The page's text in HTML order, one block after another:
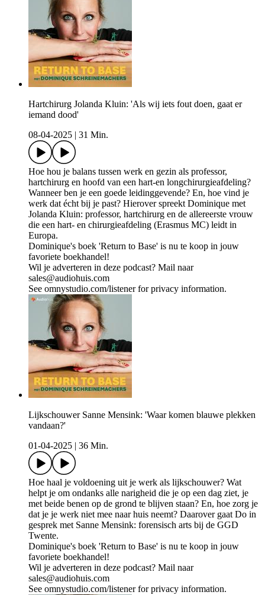
Hartchirurg Jolanda Kluin: 'Als wij iets fout doen, gaat er
iemand dood'
08-04-2025
31 Min.
Hoe hou je balans tussen werk en gezin als professor,
hartchirurg en hoofd van een hart-en longchirurgieafdeling?
Wanneer ben je een goede leidinggevende? En, hoe vind je
werk dat écht bij je past? Hierover spreekt Dominique met
Jolanda Kluin: professor, hartchirurg en de allereerste vrouw
die een hart- en chirurgieafdeling (Erasmus MC) leidt in
Europa.
Dominique's boek 'Return to Base' is nu te koop in jouw
favoriete boekhandel!
Wil je adverteren in deze podcast? Mail naar
sales@audiohuis.com
See omnystudio.com/listener for privacy information.
Lijkschouwer Sanne Mensink: 'Waar komen blauwe plekken
vandaan?'
01-04-2025
36 Min.
Hoe haal je voldoening uit je werk als lijkschouwer? Wat
helpt je om ondanks alle narigheid die je op een dag ziet, je
met beide benen op de grond te blijven staan? En, hoe zorg je
dat je je werk niet mee naar huis neemt? Daarover gaat Do in
gesprek met Sanne Mensink: forensisch arts bij de GGD
Twente.
Dominique's boek 'Return to Base' is nu te koop in jouw
favoriete boekhandel!
Wil je adverteren in deze podcast? Mail naar
sales@audiohuis.com
See omnystudio.com/listener for privacy information.